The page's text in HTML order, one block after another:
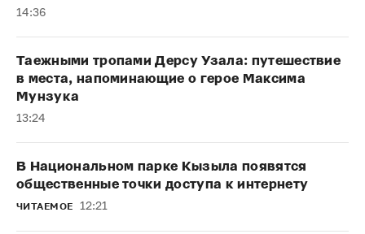
14:36
Таежными тропами Дерсу Узала: путешествие
в места, напоминающие о герое Максима
Мунзука
13:24
В Национальном парке Кызыла появятся
общественные точки доступа к интернету
ЧИТАЕМОЕ 12:21